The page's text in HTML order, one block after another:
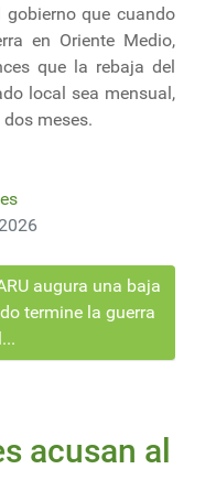
gobierno que cuando
en Oriente Medio,
que la rebaja del
local sea mensual,
meses.
augura una baja
termine la guerra
acusan al